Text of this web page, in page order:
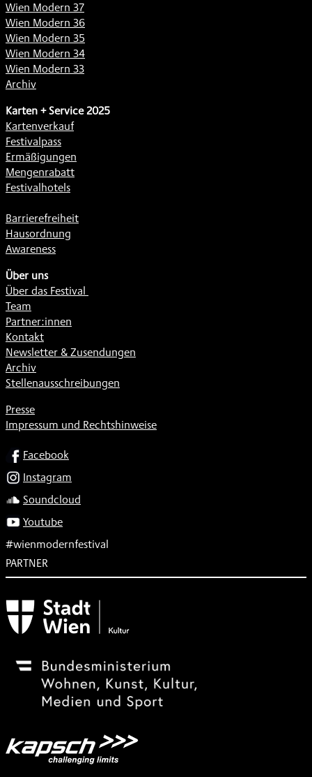
Wien Modern 37
Wien Modern 36
Wien Modern 35
Wien Modern 34
Wien Modern 33
Archiv
Karten + Service 2025
Kartenverkauf
Festivalpass
Ermäßigungen
Mengenrabatt
Festivalhotels
Barrierefreiheit
Hausordnung
Awareness
Über uns
Über das Festival
Team
Partner:innen
Kontakt
Newsletter & Zusendungen
Archiv
Stellenausschreibungen
Presse
Impressum und Rechtshinweise
SOCIALFacebook
Instagram
Soundcloud
Youtube
#wienmodernfestival
PARTNER
Subventionsgeber